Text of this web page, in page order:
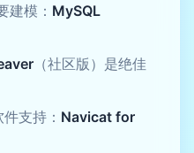
建模： MySQL
（社区版）是绝佳
支持： Navicat for